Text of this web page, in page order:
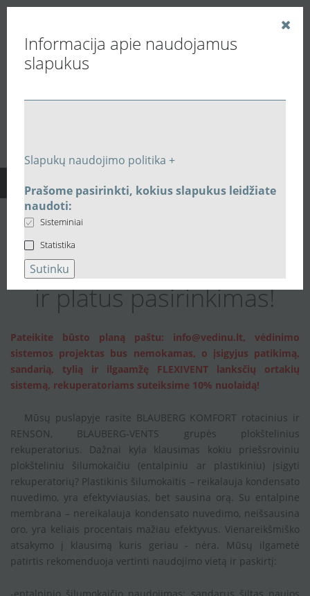
Informacija apie naudojamus
slapukus
Slapukų naudojimo politika +
Prašome pasirinkti, kokius slapukus leidžiate
naudoti:
Sisteminiai
Statistika
Sutinku
Vedinu.LT Rekuperatoriai
Drėgmę grąžinantys
entalpiniai, rotaciniai
BLAUBERG, RENSON,
VENTS, ALNOR
rekuperatoriai. Gera kaina
ir platus pasirinkimas!
Pateikite būsto planą paštu: info@vedinu.lt, vėdinimo
sistemos projektas bus nemokamas, o įsigyjus patikimą,
sandarią, tylią ir ilgaamžę FLEXIVENT lanksčių ortakių
sistemą, rekuperatoriams suteiksime 10% nuolaidą!
Mūsų puslapyje rasite BLAUBERG KOMFORT rotacinius ir
RENSON, BLAUBERG-VENTS grupės plokštelinius
rekuperatorius. Dažnai kyla klausimas kokiu priešsroviniu
plokšteliniu šilumokaičiu (entalpiniu ar plastikiniu) įsigyti
rekuperatorių? Plastikinis šilumokaitis – reikalauja kondensato
nuvedimo, yra efektyviausias, bet sausina orą. Su entalpine
membrana – nereikalauja kondensato nuvedimo, neišsausina
oro, yra keliais procentais mažiau efektyvus. Vienareikšmiško
atsakymo į klausimą kuris geriau - nėra. Mūsų ilgametė
patirtis rekomenduoja vertinti naudojimo vietą ir paskirtį: